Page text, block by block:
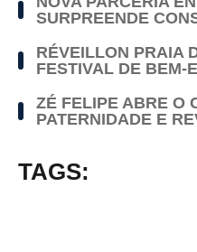
SURPREENDE
RÉVEILLON PRAIA
FESTIVAL DE BEM-
ZÉ FELIPE ABRE O
PATERNIDADE E
TAGS: